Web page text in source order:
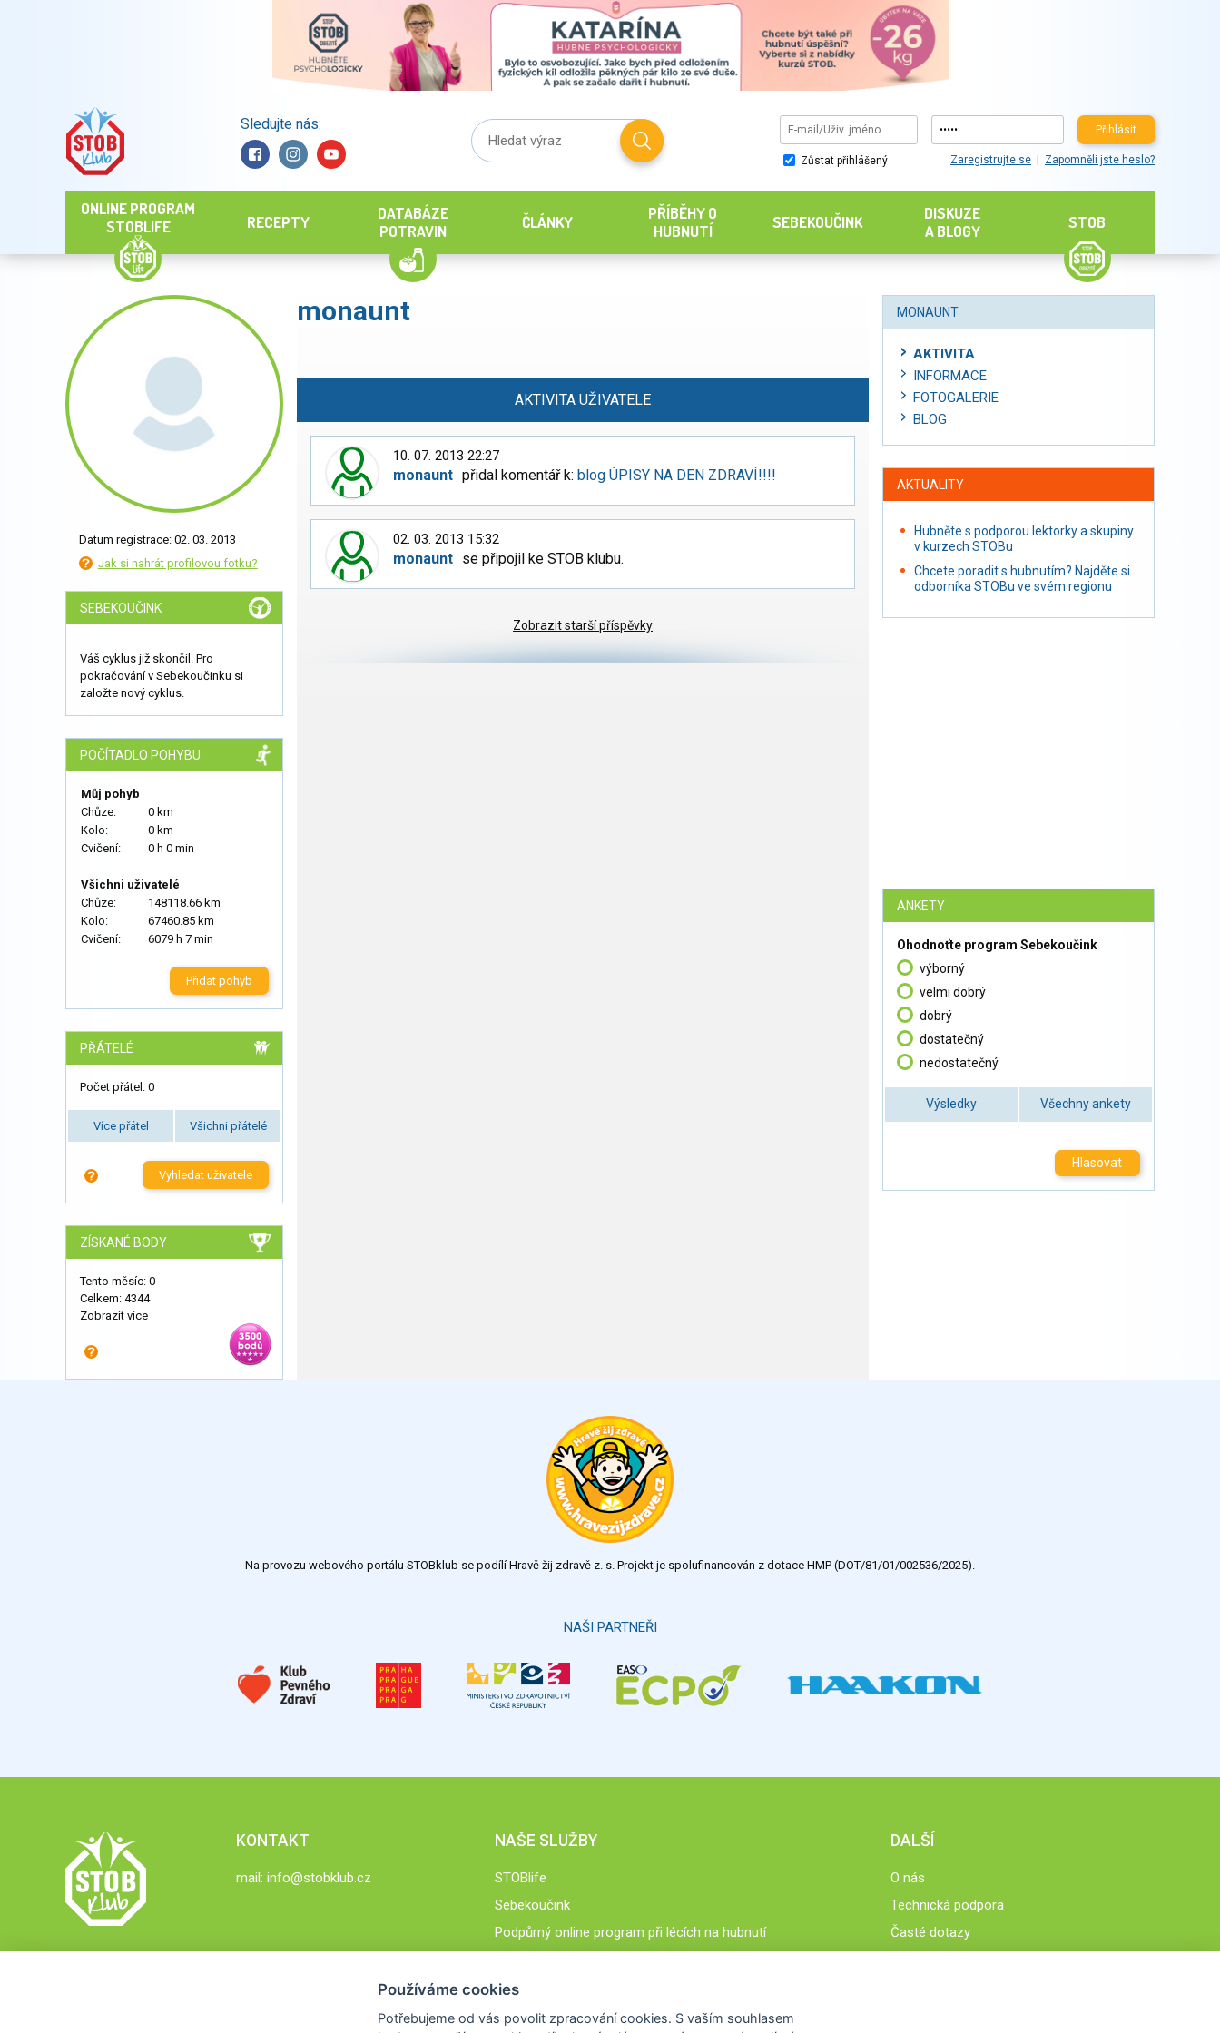
Sledujte nás: Přihlásit
Zůstat přihlášený Zaregistrujte se Zapomněli jste heslo?
ONLINE PROGRAM
STOBLIFE
RECEPTY
DATABÁZE
POTRAVIN
ČLÁNKY
PŘÍBĚHY O
HUBNUTÍ
SEBEKOUČINK
DISKUZE
A BLOGY
STOB
Datum registrace: 02. 03. 2013
Jak si nahrát profilovou fotku?
SEBEKOUČINK
Váš cyklus již skončil. Pro
pokračování v Sebekoučinku si
založte nový cyklus.
POČÍTADLO POHYBU
Můj pohyb
Chůze:
0 km
Kolo:
0 km
Cvičení:
0 h 0 min
Všichni uživatelé
Chůze:
148118.66 km
Kolo:
67460.85 km
Cvičení:
6079 h 7 min
Přidat pohyb
PŘÁTELÉ
Počet přátel: 0
Více přátel Všichni přátelé
Vyhledat uživatele
ZÍSKANÉ BODY
Tento měsíc: 0
Celkem: 4344
Zobrazit více
monaunt
AKTIVITA UŽIVATELE
10. 07. 2013 22:27
monaunt přidal komentář k:blog ÚPISY NA DEN ZDRAVÍ!!!!
02. 03. 2013 15:32
monaunt se připojil ke STOB klubu.
Zobrazit starší příspěvky
MONAUNT
AKTIVITA
INFORMACE
FOTOGALERIE
BLOG
AKTUALITY
Hubněte s podporou lektorky a skupiny
v kurzech STOBu
Chcete poradit s hubnutím? Najděte si
odborníka STOBu ve svém regionu
ANKETY
Ohodnoťte program Sebekoučink
výborný
velmi dobrý
dobrý
dostatečný
nedostatečný
Výsledky Všechny ankety
Hlasovat
Na provozu webového portálu STOBklub se podílí Hravě žij zdravě z. s. Projekt je spolufinancován z dotace HMP (DOT/81/01/002536/2025).
NAŠI PARTNEŘI
KONTAKT
mail: info@stobklub.cz
NAŠE SLUŽBY
STOBlife
Sebekoučink
Podpůrný online program při lécích na hubnutí
DALŠÍ
O nás
Technická podpora
Časté dotazy
Používáme cookies
Potřebujeme od vás povolit zpracování cookies. S vaším souhlasem